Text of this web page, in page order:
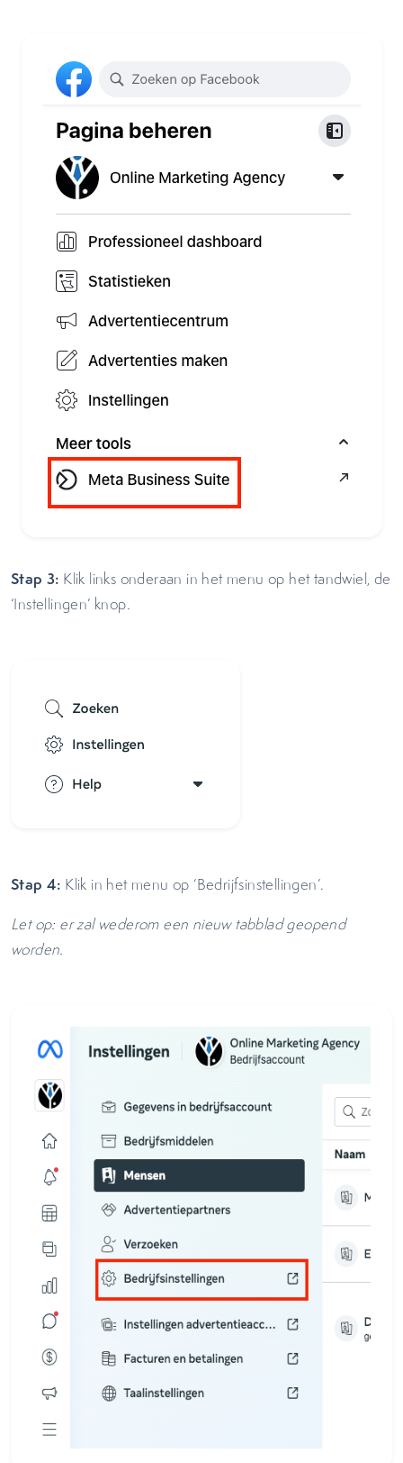
Stap 3: Klik links onderaan in het menu op het tandwiel, de
‘Instellingen’ knop.
Stap 4: Klik in het menu op ‘Bedrijfsinstellingen’.
Let op: er zal wederom een nieuw tabblad geopend
worden.